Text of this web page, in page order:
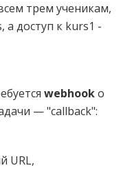
трем ученикам,
а доступ к kurs1 -
webhookо
— "callback":
URL,